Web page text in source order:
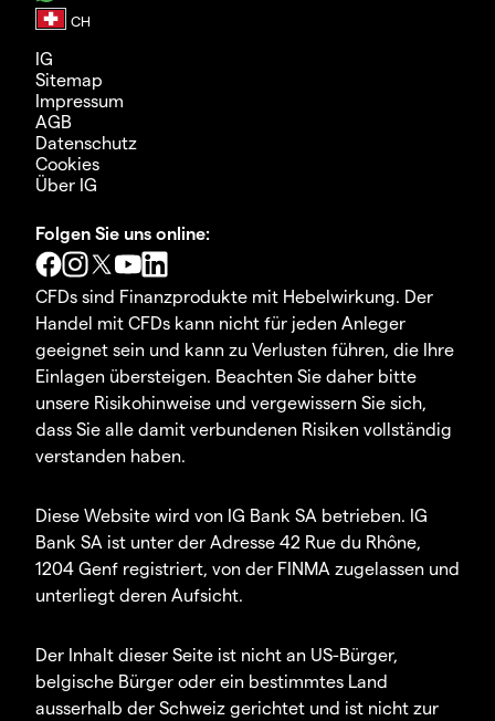
IG
Sitemap
Impressum
AGB
Datenschutz
Cookies
Über IG
Folgen Sie uns online:
CFDs sind Finanzprodukte mit Hebelwirkung. Der
Handel mit CFDs kann nicht für jeden Anleger
geeignet sein und kann zu Verlusten führen, die Ihre
Einlagen übersteigen. Beachten Sie daher bitte
unsere Risikohinweise und vergewissern Sie sich,
dass Sie alle damit verbundenen Risiken vollständig
verstanden haben.
Diese Website wird von IG Bank SA betrieben. IG
Bank SA ist unter der Adresse 42 Rue du Rhône,
1204 Genf registriert, von der FINMA zugelassen und
unterliegt deren Aufsicht.
Der Inhalt dieser Seite ist nicht an US-Bürger,
belgische Bürger oder ein bestimmtes Land
ausserhalb der Schweiz gerichtet und ist nicht zur